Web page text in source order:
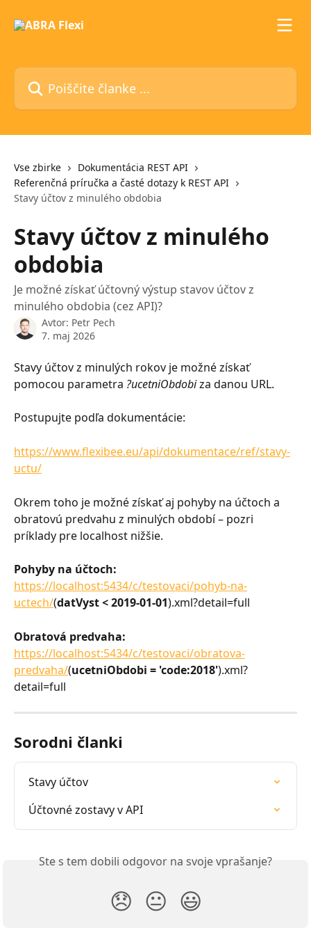
Poiščite članke ...
Vse zbirke
Dokumentácia REST API
Referenčná príručka a časté dotazy k REST API
Stavy účtov z minulého obdobia
Stavy účtov z minulého
obdobia
Je možné získať účtovný výstup stavov účtov z
minulého obdobia (cez API)?
Avtor: Petr Pech
7. maj 2026
Stavy účtov z minulých rokov je možné získať
pomocou parametra ?ucetniObdobi za danou URL.
Postupujte podľa dokumentácie:
https://www.flexibee.eu/api/dokumentace/ref/stavy-
uctu/
Okrem toho je možné získať aj pohyby na účtoch a
obratovú predvahu z minulých období – pozri
príklady pre localhost nižšie.
Pohyby na účtoch:
https://localhost:5434/c/testovaci/pohyb-na-
uctech/(datVyst < 2019-01-01).xml?detail=full
Obratová predvaha:
https://localhost:5434/c/testovaci/obratova-
predvaha/(ucetniObdobi = 'code:2018').xml?
detail=full
Sorodni članki
Stavy účtov
Účtovné zostavy v API
Ste s tem dobili odgovor na svoje vprašanje?
😞 😐 😃